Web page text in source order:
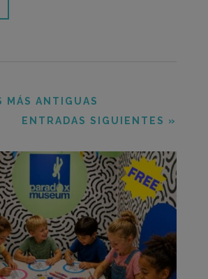
MÁS ANTIGUAS
ENTRADAS SIGUIENTES »